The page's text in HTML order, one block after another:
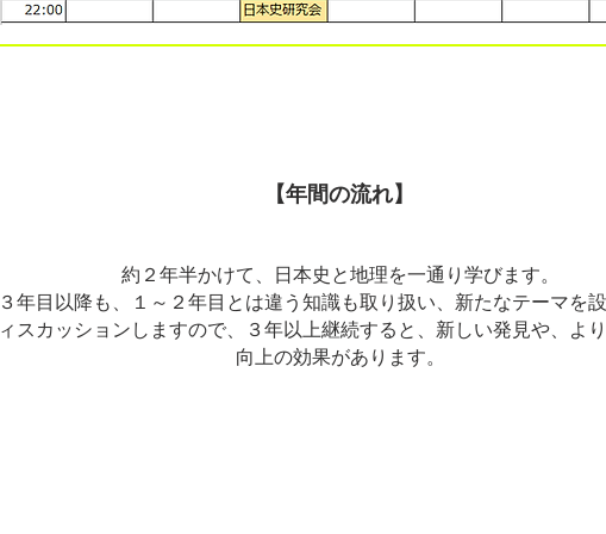
【年間の流れ】
約２年半かけて、日本史と地理を一通り学びます。
３年目以降も、１～２年目とは違う知識も取り扱い、新たなテーマを
ィスカッションしますので、３年以上継続すると、新しい発見や、よ
向上の効果があります。